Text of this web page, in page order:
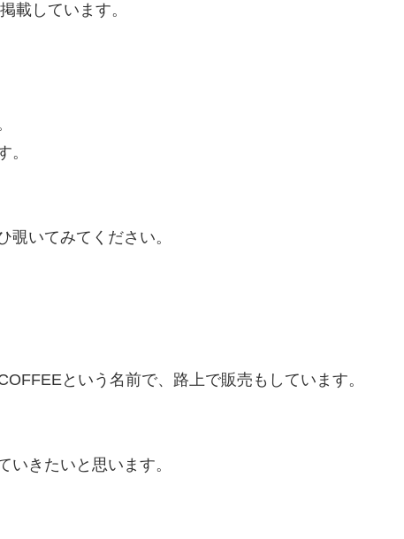
載しています。
。
覗いてみてください。
という名前で、路上で販売もしています。
いきたいと思います。